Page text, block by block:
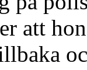
att